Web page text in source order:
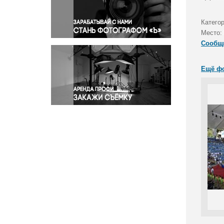
Правосудие
Происшествия и конфликты
Религия
Светская жизнь
Спорт
Экология
Экономика и бизнес
Место:
Ещё